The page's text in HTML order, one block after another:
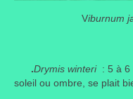
Portes
Autres
Viburnum
.Drymis winteri : 5 à 6
soleil ou ombre, se plait